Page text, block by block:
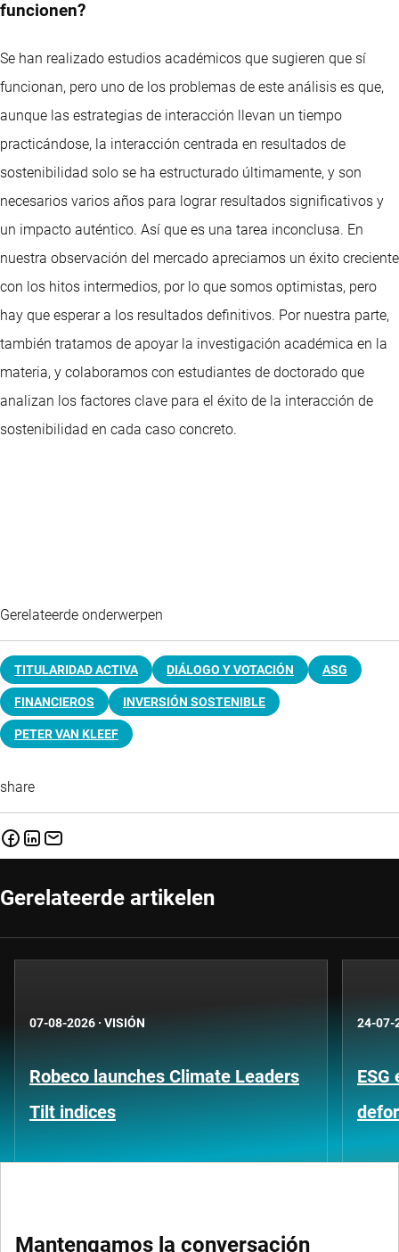
funcionen?
Se han realizado estudios académicos que sugieren que sí
funcionan, pero uno de los problemas de este análisis es que,
aunque las estrategias de interacción llevan un tiempo
practicándose, la interacción centrada en resultados de
sostenibilidad solo se ha estructurado últimamente, y son
necesarios varios años para lograr resultados significativos y
un impacto auténtico. Así que es una tarea inconclusa. En
nuestra observación del mercado apreciamos un éxito creciente
con los hitos intermedios, por lo que somos optimistas, pero
hay que esperar a los resultados definitivos. Por nuestra parte,
también tratamos de apoyar la investigación académica en la
materia, y colaboramos con estudiantes de doctorado que
analizan los factores clave para el éxito de la interacción de
sostenibilidad en cada caso concreto.
Gerelateerde onderwerpen
TITULARIDAD ACTIVA DIÁLOGO Y VOTACIÓN ASG
FINANCIEROS INVERSIÓN SOSTENIBLE
PETER VAN KLEEF
share
Gerelateerde artikelen
07-08-2026 · VISIÓN
Robeco launches Climate Leaders
Tilt indices
24-07-
Mantengamos la conversación